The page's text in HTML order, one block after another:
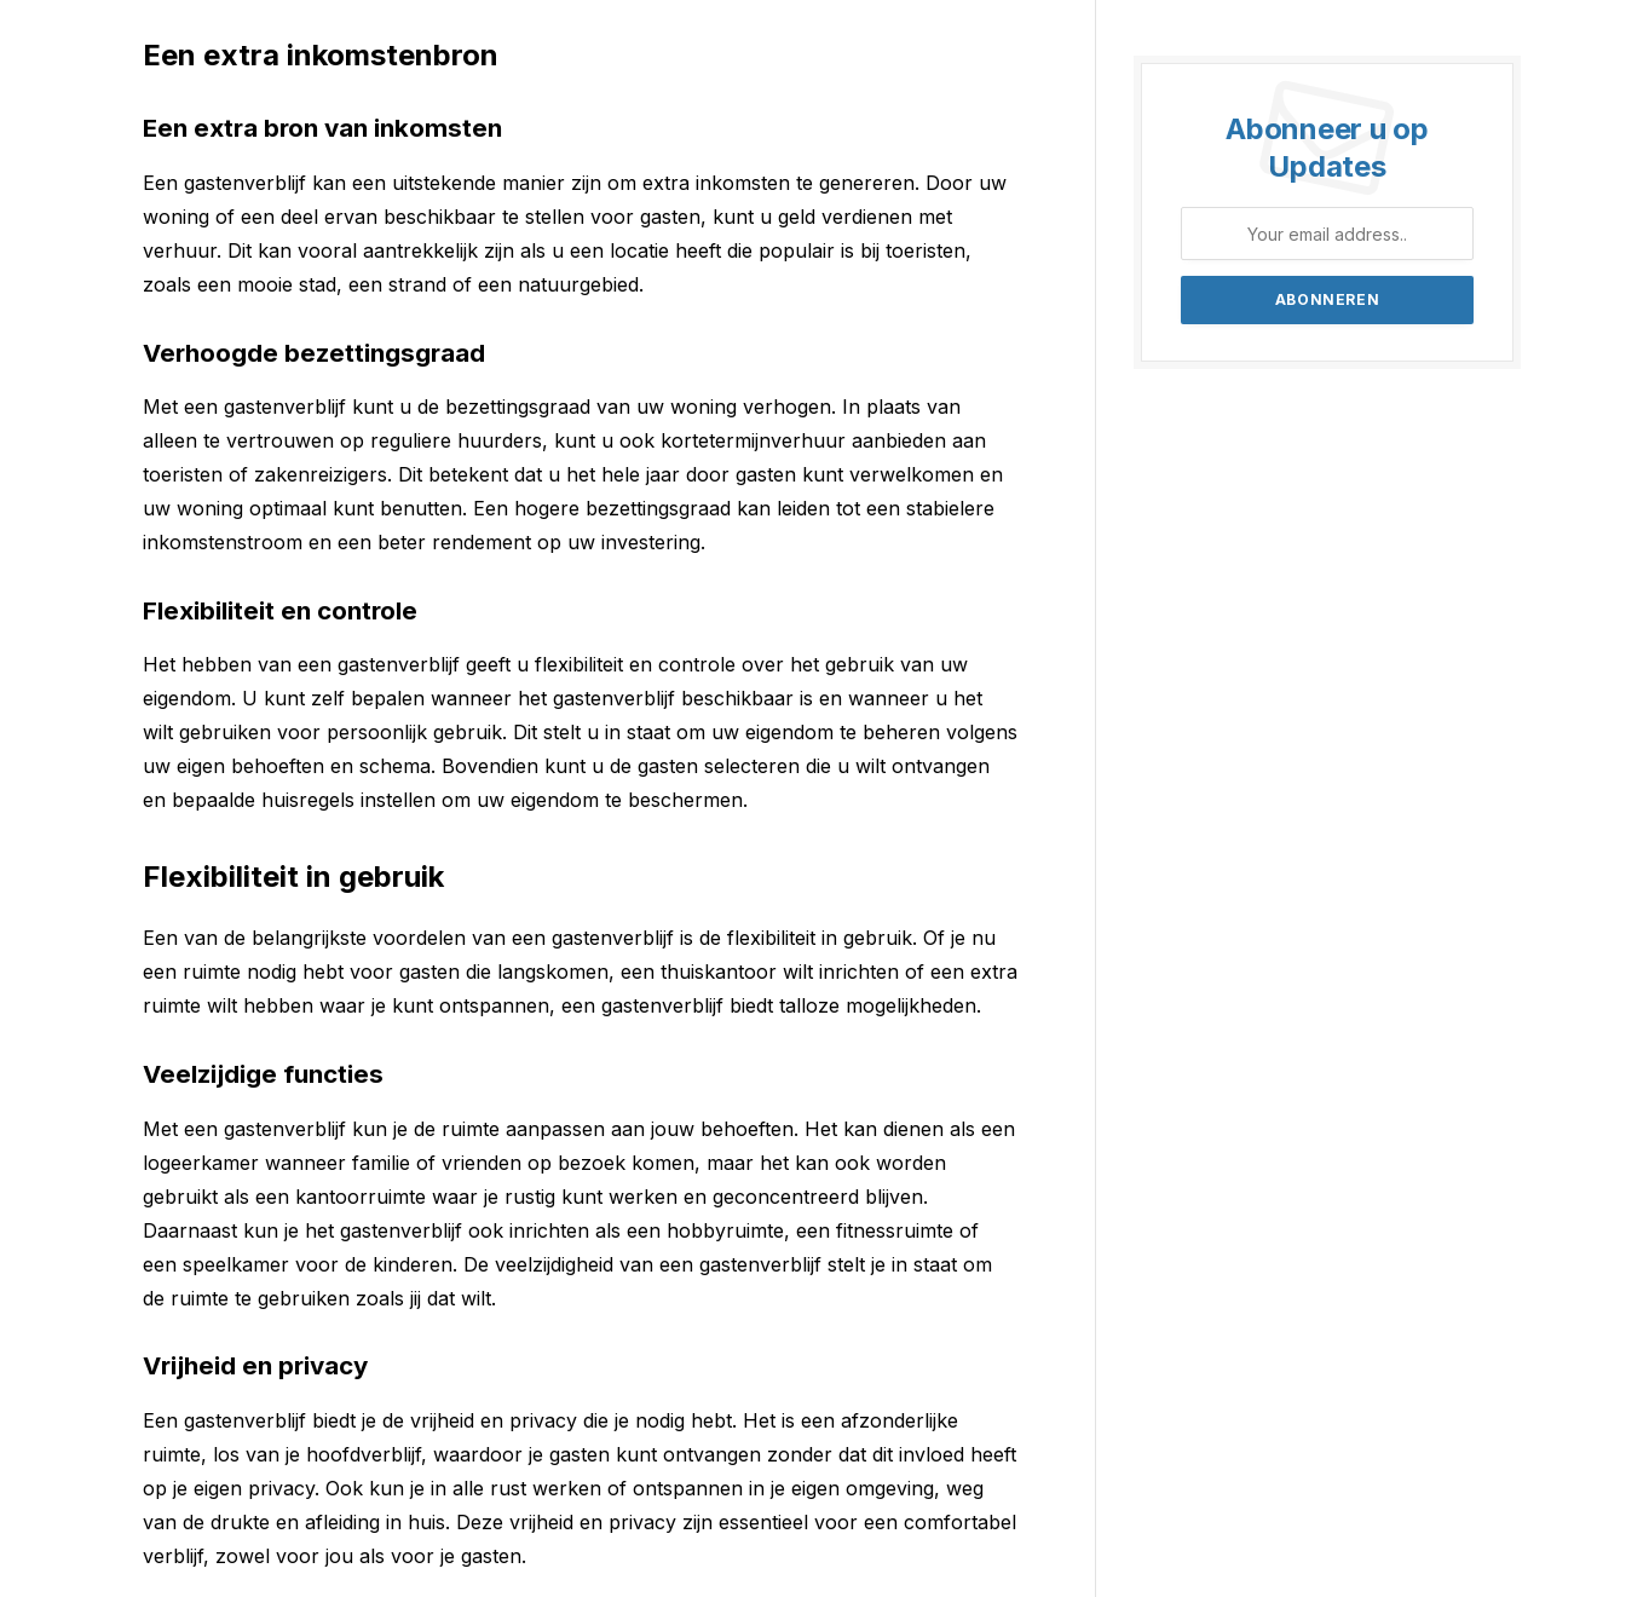
Een extra inkomstenbron
Een extra bron van inkomsten
Een gastenverblijf kan een uitstekende manier zijn om extra inkomsten te genereren. Door uw
woning of een deel ervan beschikbaar te stellen voor gasten, kunt u geld verdienen met
verhuur. Dit kan vooral aantrekkelijk zijn als u een locatie heeft die populair is bij toeristen,
zoals een mooie stad, een strand of een natuurgebied.
Verhoogde bezettingsgraad
Met een gastenverblijf kunt u de bezettingsgraad van uw woning verhogen. In plaats van
alleen te vertrouwen op reguliere huurders, kunt u ook kortetermijnverhuur aanbieden aan
toeristen of zakenreizigers. Dit betekent dat u het hele jaar door gasten kunt verwelkomen en
uw woning optimaal kunt benutten. Een hogere bezettingsgraad kan leiden tot een stabielere
inkomstenstroom en een beter rendement op uw investering.
Flexibiliteit en controle
Het hebben van een gastenverblijf geeft u flexibiliteit en controle over het gebruik van uw
eigendom. U kunt zelf bepalen wanneer het gastenverblijf beschikbaar is en wanneer u het
wilt gebruiken voor persoonlijk gebruik. Dit stelt u in staat om uw eigendom te beheren volgens
uw eigen behoeften en schema. Bovendien kunt u de gasten selecteren die u wilt ontvangen
en bepaalde huisregels instellen om uw eigendom te beschermen.
Flexibiliteit in gebruik
Een van de belangrijkste voordelen van een gastenverblijf is de flexibiliteit in gebruik. Of je nu
een ruimte nodig hebt voor gasten die langskomen, een thuiskantoor wilt inrichten of een extra
ruimte wilt hebben waar je kunt ontspannen, een gastenverblijf biedt talloze mogelijkheden.
Veelzijdige functies
Met een gastenverblijf kun je de ruimte aanpassen aan jouw behoeften. Het kan dienen als een
logeerkamer wanneer familie of vrienden op bezoek komen, maar het kan ook worden
gebruikt als een kantoorruimte waar je rustig kunt werken en geconcentreerd blijven.
Daarnaast kun je het gastenverblijf ook inrichten als een hobbyruimte, een fitnessruimte of
een speelkamer voor de kinderen. De veelzijdigheid van een gastenverblijf stelt je in staat om
de ruimte te gebruiken zoals jij dat wilt.
Vrijheid en privacy
Een gastenverblijf biedt je de vrijheid en privacy die je nodig hebt. Het is een afzonderlijke
ruimte, los van je hoofdverblijf, waardoor je gasten kunt ontvangen zonder dat dit invloed heeft
op je eigen privacy. Ook kun je in alle rust werken of ontspannen in je eigen omgeving, weg
van de drukte en afleiding in huis. Deze vrijheid en privacy zijn essentieel voor een comfortabel
verblijf, zowel voor jou als voor je gasten.
Abonneer u op
Updates